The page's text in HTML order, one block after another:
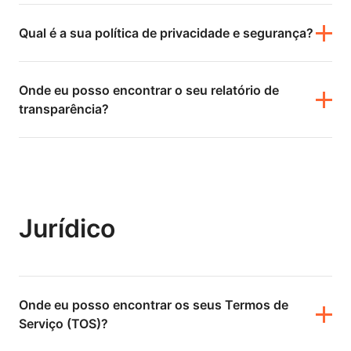
Qual é a sua política de privacidade e segurança?
Onde eu posso encontrar o seu relatório de
transparência?
Jurídico
Onde eu posso encontrar os seus Termos de
Serviço (TOS)?